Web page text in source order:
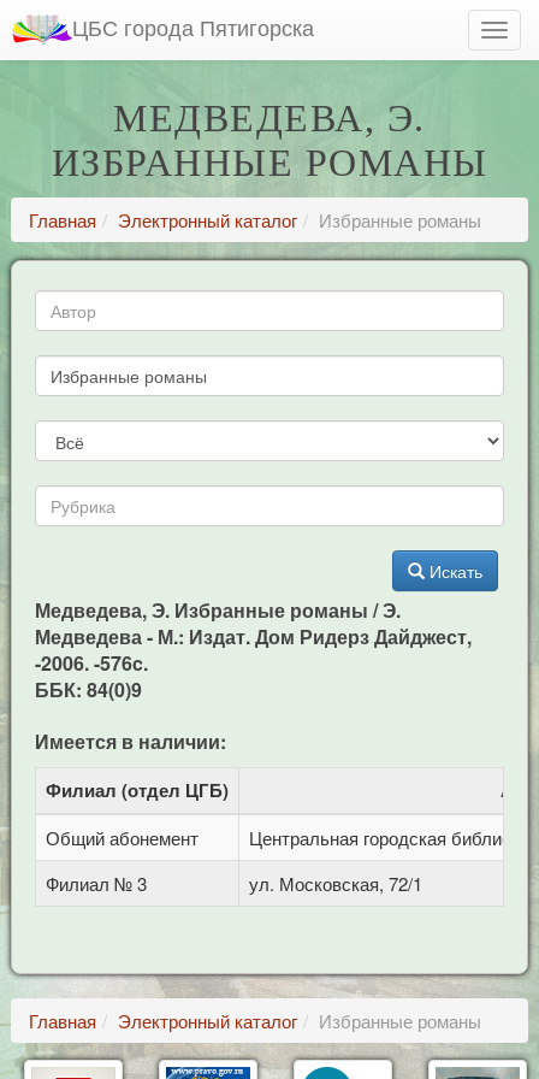
ЦБС города Пятигорска
МЕДВЕДЕВА, Э.
ИЗБРАННЫЕ РОМАНЫ
Главная Электронный каталог Избранные романы
Искать
Медведева, Э. Избранные романы / Э.
Медведева - М.: Издат. Дом Ридерз Дайджест,
-2006. -576c.
ББК: 84(0)9
Имеется в наличии:
Филиал (отдел ЦГБ)
Общий абонемент
Центральная городская
Филиал № 3
ул. Московская, 72/1
Главная Электронный каталог Избранные романы